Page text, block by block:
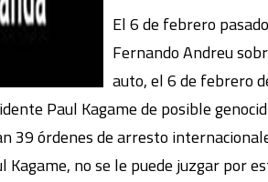
El 6 de febrero
Fernando Andreu
auto, el 6 de febrero
Paul Kagame de posible
39 órdenes de arresto
Kagame, no se le puede juzgar por